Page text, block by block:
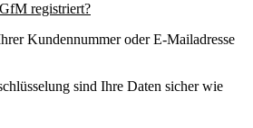
registriert?
Kundennummer oder E-Mailadresse
sind Ihre Daten sicher wie